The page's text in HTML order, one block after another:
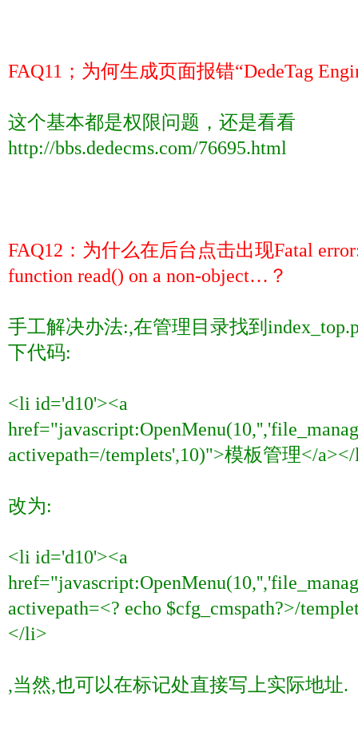
FAQ11 ；为何生成页面报错“DedeTag
这个基本都是权限问题，还是看看
http://bbs.dedecms.com/76695.html
FAQ12 ：为什么在后台点击出现Fatal
function read() on a non-object… ？
手工解决办法:,在管理目录找到
下代码:
<li id='d10'><a
activepath=/templets',10)">模板管理</
改为:
<li id='d10'><a
activepath=<? echo $cfg_cmspath?>/
</li>
,当然,也可以在标记处直接写上实际地址.